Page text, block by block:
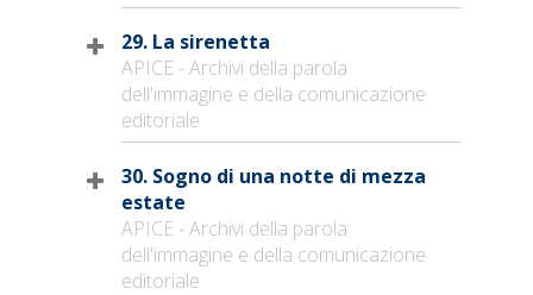
29. La sirenetta
APICE - Archivi della parola
dell'immagine e della comunicazione
editoriale
30. Sogno di una notte di mezza
estate
APICE - Archivi della parola
dell'immagine e della comunicazione
editoriale